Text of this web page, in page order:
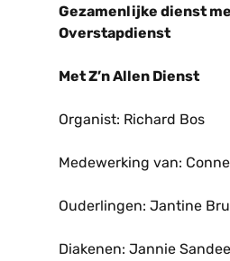
Gezamenlijke dienst
Overstapdienst
Met Z’n Allen Dienst
Organist: Richard Bos
Medewerking van:
Ouderlingen: Jantine
Diakenen: Jannie